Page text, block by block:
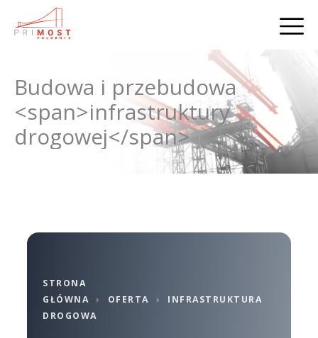
Budowa i przebudowa
<span>infrastruktury
drogowej</span>
STRONA
GŁÓWNA
› OFERTA ›
INFRASTRUKTURA
DROGOWA